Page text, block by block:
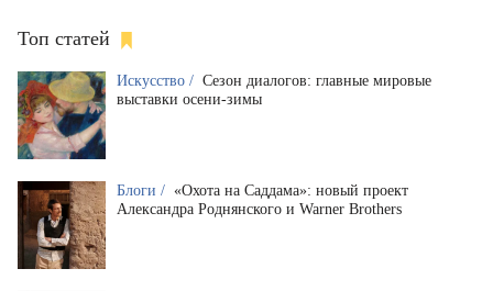
Топ статей
Искусство / Сезон диалогов: главные мировые
выставки осени-зимы
Блоги / «Охота на Саддама»: новый проект
Александра Роднянского и Warner Brothers